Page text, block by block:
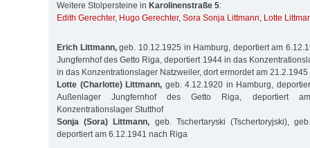
Weitere Stolpersteine in Karolinenstraße 5:
Edith Gerechter, Hugo Gerechter, Sora Sonja Littmann, Lotte
Erich Littmann,geb. 10.12.1925 in Hamburg, deportiert am
Jungfernhof des Getto Riga, deportiert 1944 in das
in das Konzentrationslager Natzweiler, dort ermordet am 21.2.1945
Lotte (Charlotte) Littmann, geb. 4.12.1920 in Hamburg,
Außenlager Jungfernhof des Getto Riga, deportiert
Konzentrationslager Stutthof
Sonja (Sora) Littmann, geb. Tschertaryski (Tschertoryjski),
deportiert am 6.12.1941 nach Riga